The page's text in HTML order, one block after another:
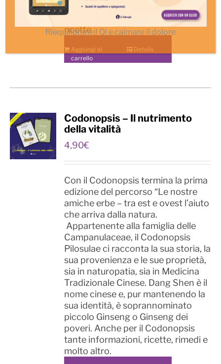
immunodepressi. Una dispensa
ricca di informazioni, rimedi e
ricette.
Aggiungi al
carrello
Details
Codonopsis – Il nutrimento
della vitalità
4,90€
Con il Codonopsis termina la prima
edizione del percorso “Le nostre
amiche erbe – tra est e ovest l’aiuto
che arriva dalla natura.
Appartenente alla famiglia delle
Campanulaceae, il Codonopsis
Pilosulae ci racconta la sua storia, la
sua provenienza e le sue proprietà,
sia in naturopatia, sia in Medicina
Tradizionale Cinese. Dang Shen è il
nome cinese e, pur mantenendo la
sua identità, è soprannominato
piccolo Ginseng o Ginseng dei
poveri. Anche per il Codonopsis
tante informazioni, ricette, rimedi e
molto altro.
Riequilibrare il Qi e calmare il dolore